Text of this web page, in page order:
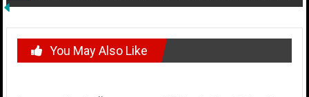
You May Also Like